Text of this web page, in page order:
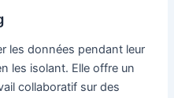
les données pendant leur
les isolant. Elle offre un
collaboratif sur des